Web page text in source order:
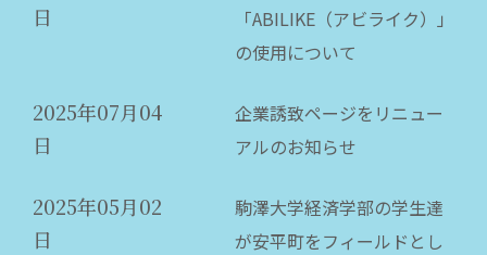
日
「ABILIKE（アビライク）」
の使用について
2025年07月04
日
企業誘致ページをリニュー
アルのお知らせ
2025年05月02
日
駒澤大学経済学部の学生達
が安平町をフィールドとし